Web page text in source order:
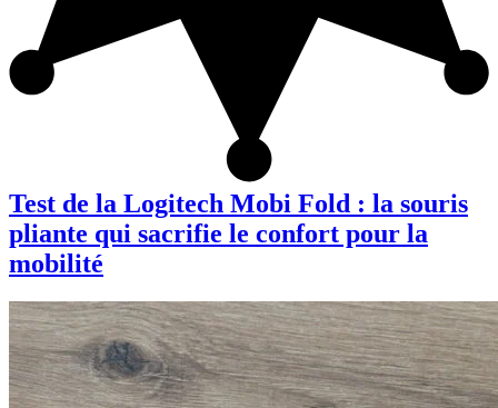
Test de la Logitech Mobi Fold : la souris
pliante qui sacrifie le confort pour la
mobilité